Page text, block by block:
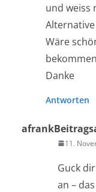
und weiss
Wäre
Danke
Antworten
afrank
11.
Guck
an –